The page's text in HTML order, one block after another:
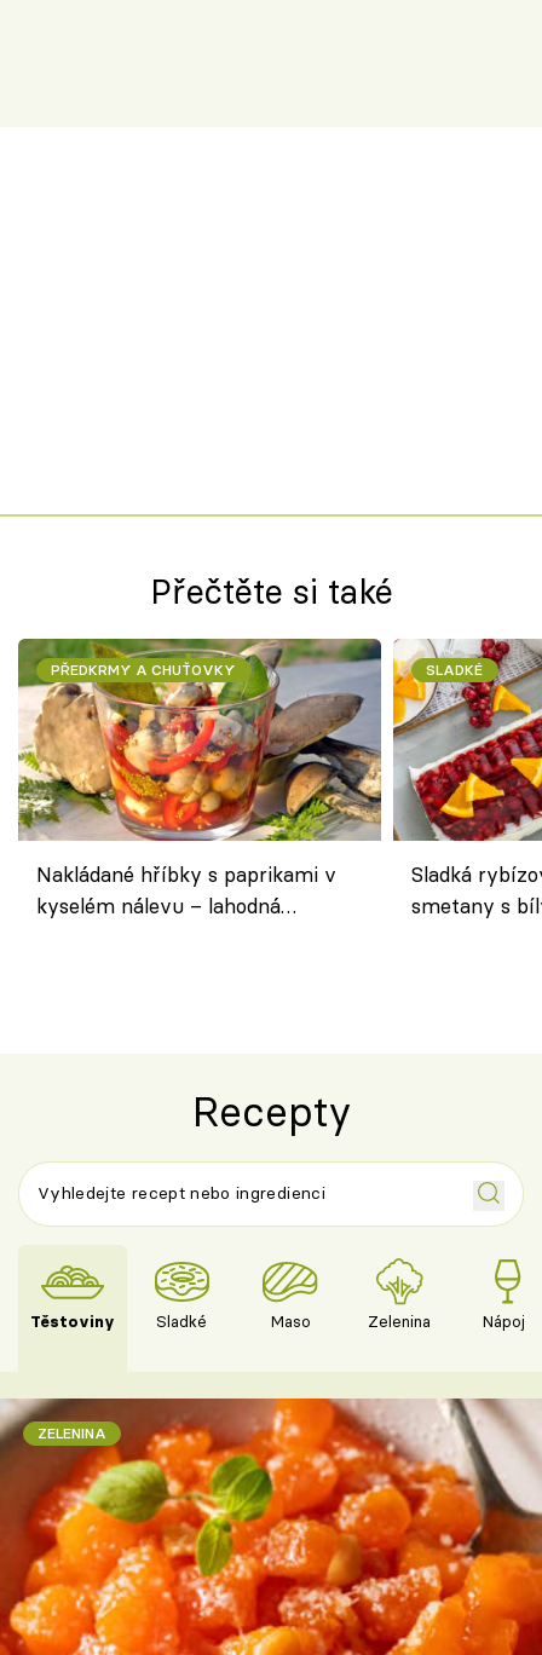
Přečtěte si také
PŘEDKRMY A CHUŤOVKY
Nakládané hříbky s paprikami v
kyselém nálevu – lahodná
SLADKÉ
Sladká
smetany s
Recepty
Těstoviny Sladké Maso Zelenina Nápoje
ZELENINA